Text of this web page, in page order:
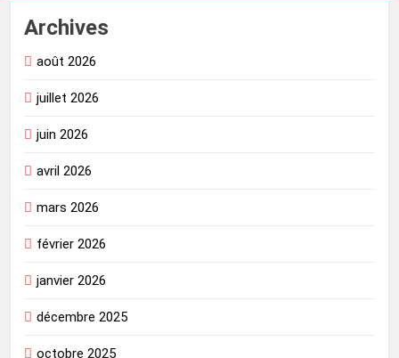
Archives
août 2026
juillet 2026
juin 2026
avril 2026
mars 2026
février 2026
janvier 2026
décembre 2025
octobre 2025